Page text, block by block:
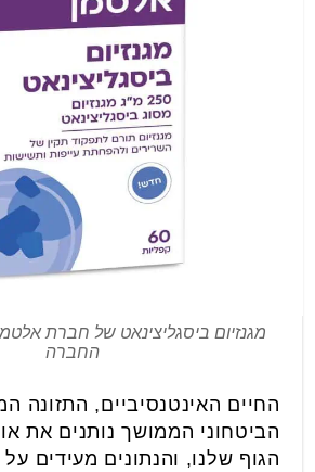
מגנזיום ביסגליצינאט של חברת
החברה
החיים האינטנסיביים, התזונה
הביטחוני הממושך נותנים את
הגוף שלנו, והנתונים מעידים